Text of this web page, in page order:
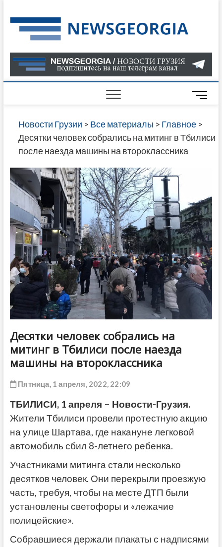
to
content
О
В
ГРУЗИИ
САЙТЕ
M
e
n
u
o
n
Новости Грузии > Все материалы > Главное>
Десятки человек собрались на митинг в Тбилиси
после наезда машины на второклассника
Десятки человек собрались на
митинг в Тбилиси после наезда
машины на второклассника
Пятница, 1 апреля, 2022, 22:09
ТБИЛИСИ, 1 апреля – Новости-Грузия.
Жители Тбилиси провели протестную акцию
на улице Шартава, где накануне легковой
автомобиль сбил 8-летнего ребенка.
Участниками митинга стали несколько
десятков человек. Они перекрыли проезжую
часть, требуя, чтобы на месте ДТП были
установлены светофоры и «лежачие
полицейские».
Собравшиеся держали плакаты с надписями